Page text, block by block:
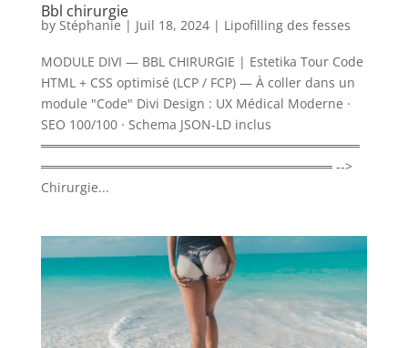
Bbl chirurgie
by Stéphanie | Juil 18, 2024| Lipofilling des fesses
MODULE DIVI — BBL CHIRURGIE | Estetika Tour Code
HTML + CSS optimisé (LCP / FCP) — À coller dans un
module "Code" Divi Design : UX Médical Moderne ·
SEO 100/100 · Schema JSON-LD inclus
═══════════════════════════════════
════════════════════════════════ -->
Chirurgie...